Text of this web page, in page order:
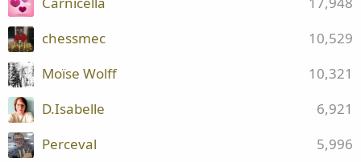
10,529
chessmec
10,321
Moïse Wolff
6,921
D.Isabelle
5,996
Perceval